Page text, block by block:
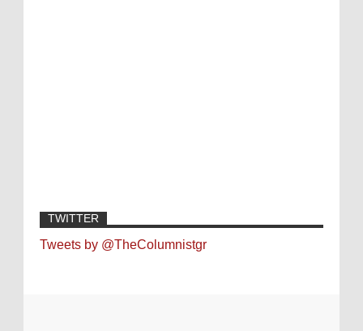
TWITTER
Tweets by @TheColumnistgr